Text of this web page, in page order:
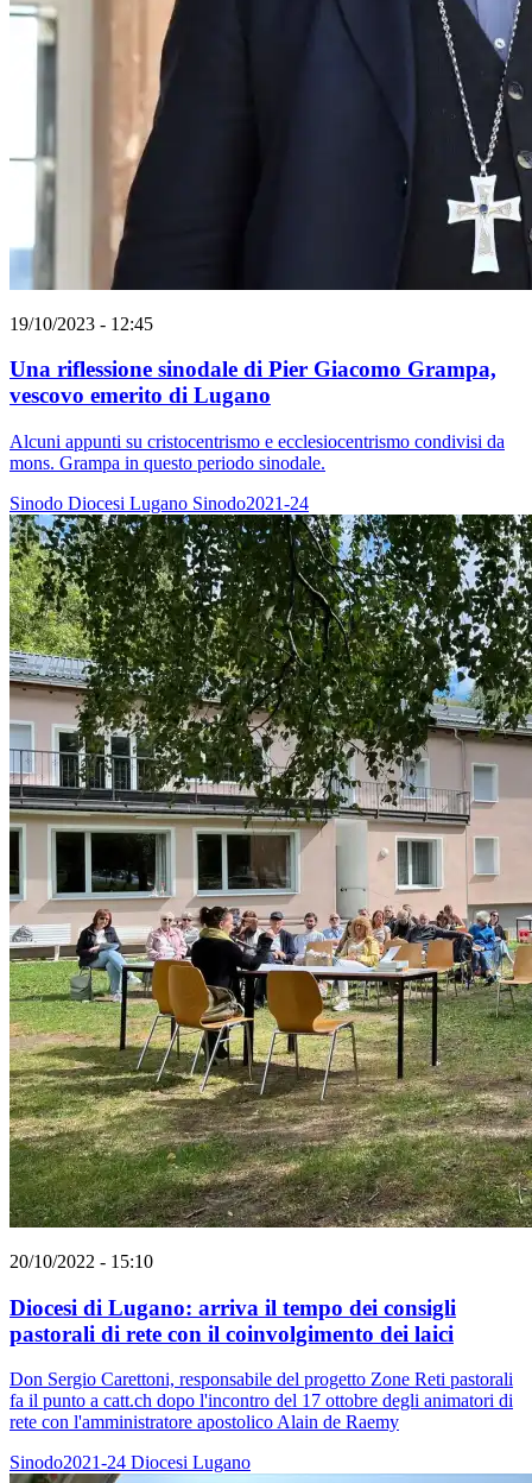
19/10/2023 - 12:45
Una riflessione sinodale di Pier Giacomo Grampa,
vescovo emerito di Lugano
Alcuni appunti su cristocentrismo e ecclesiocentrismo condivisi da
mons. Grampa in questo periodo sinodale.
Sinodo Diocesi Lugano Sinodo2021-24
20/10/2022 - 15:10
Diocesi di Lugano: arriva il tempo dei consigli
pastorali di rete con il coinvolgimento dei laici
Don Sergio Carettoni, responsabile del progetto Zone Reti pastorali
fa il punto a catt.ch dopo l'incontro del 17 ottobre degli animatori di
rete con l'amministratore apostolico Alain de Raemy
Sinodo2021-24 Diocesi Lugano